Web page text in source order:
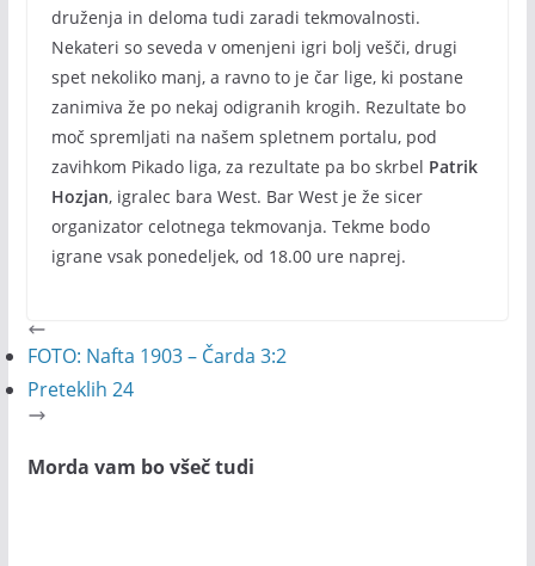
druženja in deloma tudi zaradi tekmovalnosti.
Nekateri so seveda v omenjeni igri bolj vešči, drugi
spet nekoliko manj, a ravno to je čar lige, ki postane
zanimiva že po nekaj odigranih krogih. Rezultate bo
moč spremljati na našem spletnem portalu, pod
zavihkom Pikado liga, za rezultate pa bo skrbel Patrik
Hozjan, igralec bara West. Bar West je že sicer
organizator celotnega tekmovanja. Tekme bodo
igrane vsak ponedeljek, od 18.00 ure naprej.
FOTO: Nafta 1903 – Čarda 3:2
Preteklih 24
Morda vam bo všeč tudi